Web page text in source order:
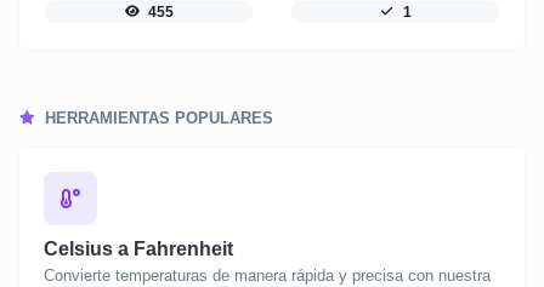
455 1
HERRAMIENTAS POPULARES
Celsius a Fahrenheit
Convierte temperaturas de manera rápida y precisa con nuestra